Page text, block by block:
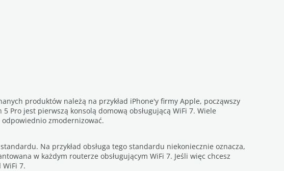
produktów należą na przykład iPhone'y firmy Apple, począwszy
Pro jest pierwszą konsolą domową obsługującą WiFi 7. Wiele
zmodernizować.
Na przykład obsługa tego standardu niekoniecznie oznacza,
w każdym routerze obsługującym WiFi 7. Jeśli więc chcesz
7.